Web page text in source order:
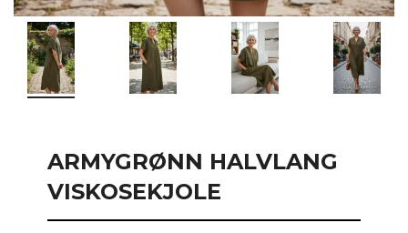
ARMYGRØNN HALVLANG
VISKOSEKJOLE